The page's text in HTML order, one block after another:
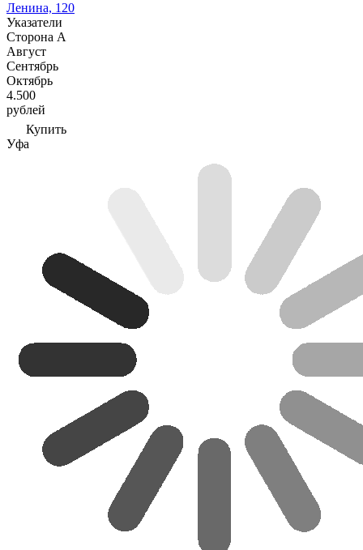
Ленина, 120
Указатели
Сторона А
Август
Сентябрь
Октябрь
4.500
рублей
Купить
Уфа